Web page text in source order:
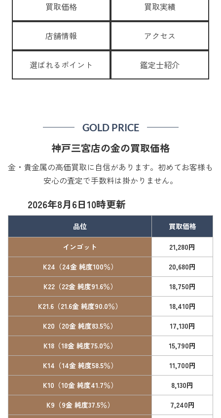
買取価格 買取実績
店舗情報 アクセス
選ばれるポイント 鑑定士紹介
GOLD PRICE
神戸三宮店の金の買取価格
金・貴金属の高価買取に自信があります。初めてお客様も
安心の査定で手数料は掛かりません。
2026年8月6日10時更新
品位 買取価格
インゴット
21,280円
K24（24金 純度100％）
20,680円
K22（22金 純度91.6％）
18,750円
K21.6（21.6金 純度90.0％）
18,410円
K20（20金 純度83.5％）
17,130円
K18（18金 純度75.0％）
15,790円
K14（14金 純度58.5％）
11,700円
K10（10金 純度41.7％）
8,130円
K9（9金 純度37.5％）
7,240円